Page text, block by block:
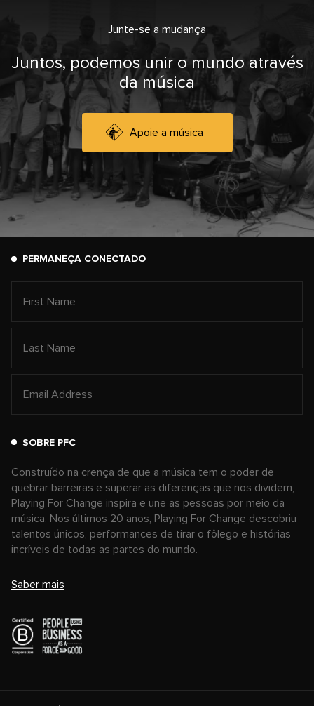
Junte-se a mudança
Juntos, podemos unir o mundo através
da música
Apoie a música
PERMANEÇA CONECTADO
SOBRE PFC
Construído na crença de que a música tem o poder de
quebrar barreiras e superar as diferenças que nos dividem,
Playing For Change inspira e une as pessoas por meio da
música. Nos últimos 20 anos, Playing For Change descobriu
talentos únicos, performances de tirar o fôlego e histórias
incríveis de todas as partes do mundo.
Saber mais